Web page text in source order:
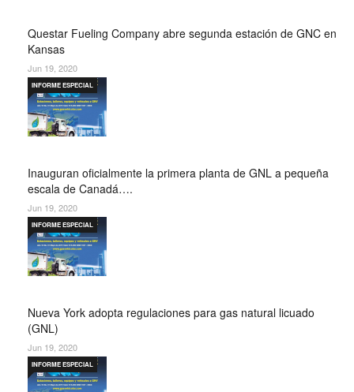
Questar Fueling Company abre segunda estación de GNC en
Kansas
Jun 19, 2020
Inauguran oficialmente la primera planta de GNL a pequeña
escala de Canadá….
INFORME ESPECIAL
Jun 19, 2020
Nueva York adopta regulaciones para gas natural licuado
(GNL)
INFORME ESPECIAL
Jun 19, 2020
INFORME ESPECIAL